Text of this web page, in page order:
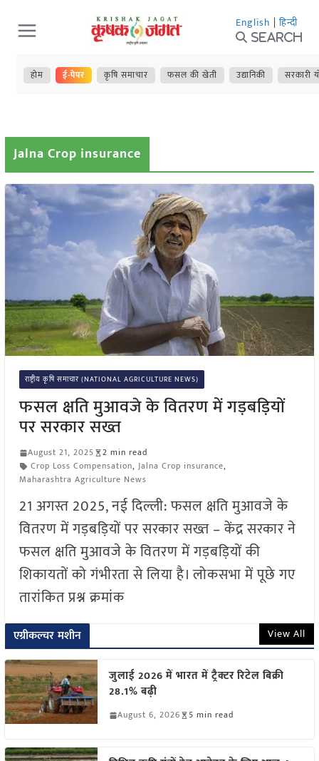
Skip
to
content
English | हिन्दी
Search
होम ई-पेपर कृषि समाचार फसल की खेती उद्यानिकी सरकारी
Jalna Crop insurance
राष्ट्रीय कृषि समाचार (NATIONAL AGRICULTURE NEWS)
फसल क्षति मुआवजे के वितरण में गड़बड़ियों
पर सरकार सख्त
August 21, 2025
2 min read
Crop Loss Compensation, Jalna Crop insurance,
Maharashtra Agriculture News
21 अगस्त 2025, नई दिल्ली: फसल क्षति मुआवजे के
वितरण में गड़बड़ियों पर सरकार सख्त – केंद्र सरकार ने
फसल क्षति मुआवजे के वितरण में गड़बड़ियों की
शिकायतों को गंभीरता से लिया है। लोकसभा में पूछे गए
तारांकित प्रश्न क्रमांक
एग्रीकल्चर मशीन View All
जुलाई 2026 में भारत में ट्रैक्टर रिटेल बिक्री
28.1% बढ़ी
August 6, 2026 5 min read